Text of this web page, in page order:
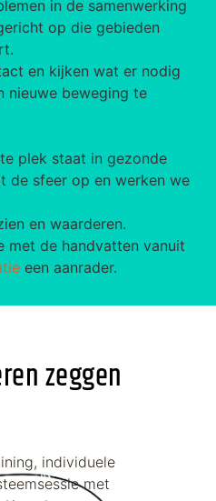
in de samenwerking
op die gebieden
en kijken wat er nodig
nieuwe beweging te
plek staat in gezonde
de sfeer op en werken we
en waarderen.
met de handvatten vanuit
een aanrader.
zeggen
individuele
met